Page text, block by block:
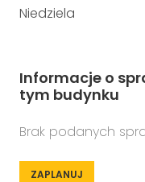
Niedziela
Informacje o
tym budynku
Brak podanych
ZAPLANUJ